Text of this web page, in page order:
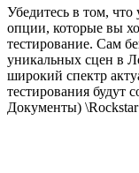
Убедитесь в том,
опции, которые вы
тестирование. Сам
уникальных сцен в
широкий спектр
тестирования будут
Документы)